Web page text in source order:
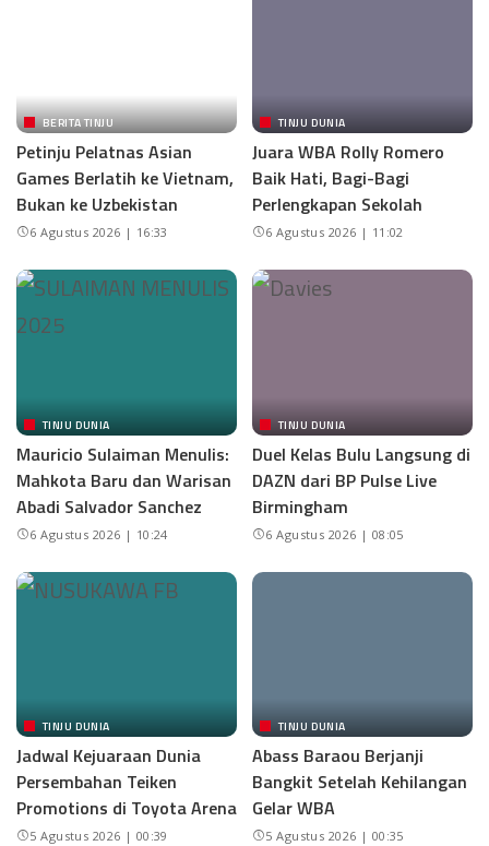
BERITA TINJU
Petinju Pelatnas Asian
Games Berlatih ke Vietnam,
Bukan ke Uzbekistan
6 Agustus 2026 | 16:33
TINJU DUNIA
Juara WBA Rolly Romero
Baik Hati, Bagi-Bagi
Perlengkapan Sekolah
6 Agustus 2026 | 11:02
TINJU DUNIA
Mauricio Sulaiman Menulis:
Mahkota Baru dan Warisan
Abadi Salvador Sanchez
6 Agustus 2026 | 10:24
TINJU DUNIA
Duel Kelas Bulu Langsung di
DAZN dari BP Pulse Live
Birmingham
6 Agustus 2026 | 08:05
TINJU DUNIA
Jadwal Kejuaraan Dunia
Persembahan Teiken
Promotions di Toyota Arena
5 Agustus 2026 | 00:39
TINJU DUNIA
Abass Baraou Berjanji
Bangkit Setelah Kehilangan
Gelar WBA
5 Agustus 2026 | 00:35